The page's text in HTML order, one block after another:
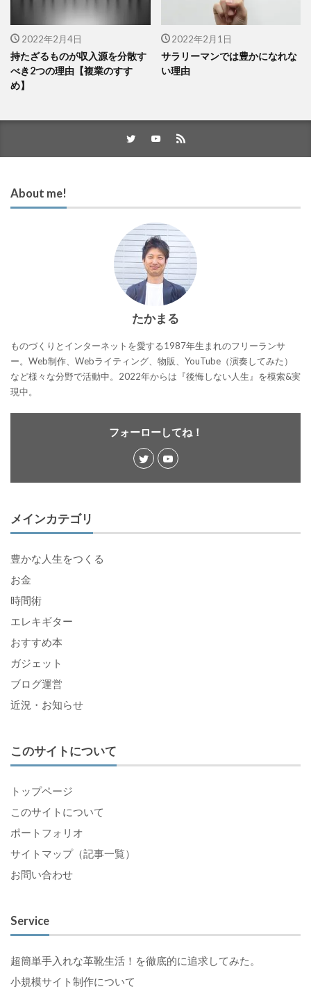
2022年2月4日
持たざるものが収入源を分散す
べき2つの理由【複業のすす
め】
2022年2月1日
サラリーマンでは豊かになれな
い理由
About me!
たかまる
ものづくりとインターネットを愛する1987年生まれのフリーランサ
ー。Web制作、Webライティング、物販、YouTube（演奏してみた）
など様々な分野で活動中。2022年からは『後悔しない人生』を模索&実
現中。
フォーローしてね！
メインカテゴリ
豊かな人生をつくる
お金
時間術
エレキギター
おすすめ本
ガジェット
ブログ運営
近況・お知らせ
このサイトについて
トップページ
このサイトについて
ポートフォリオ
サイトマップ（記事一覧）
お問い合わせ
Service
超簡単手入れな革靴生活！を徹底的に追求してみた。
小規模サイト制作について